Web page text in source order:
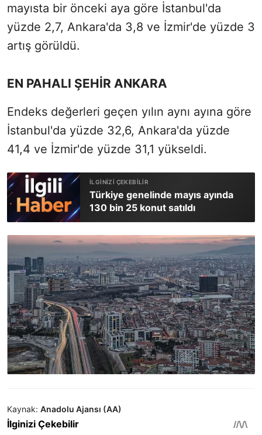
mayısta bir önceki aya göre İstanbul'da
yüzde 2,7, Ankara'da 3,8 ve İzmir'de yüzde 3
artış görüldü.
EN PAHALI ŞEHİR ANKARA
Endeks değerleri geçen yılın aynı ayına göre
İstanbul'da yüzde 32,6, Ankara'da yüzde
41,4 ve İzmir'de yüzde 31,1 yükseldi.
Türkiye genelinde mayıs ayında
130 bin 25 konut satıldı
Kaynak: Anadolu Ajansı (AA)